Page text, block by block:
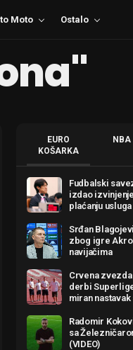
Moto Ostalo
EURO
KOŠARKA
NBA
Fudbalski
izdao
plaćanju
Srđan
zbog igre
navijačima
Crvena
derbi
miran
Radomir
sa
(VIDEO)